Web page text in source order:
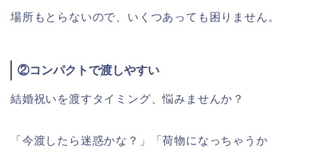
場所もとらないので、いくつあっても困りません。
②コンパクトで渡しやすい
結婚祝いを渡すタイミング、悩みませんか？
「今渡したら迷惑かな？」「荷物になっちゃうか